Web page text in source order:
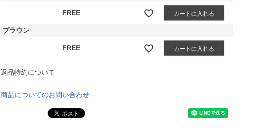
FREE カートに入れる
ブラウン
FREE カートに入れる
返品特約について
商品についてのお問い合わせ